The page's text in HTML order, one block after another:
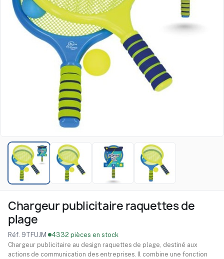
Chargeur publicitaire raquettes de
plage
Réf. 9TFUJM· 4332 pièces en stock
Chargeur publicitaire au design raquettes de plage, destiné aux
actions de communication des entreprises. Il combine une fonction